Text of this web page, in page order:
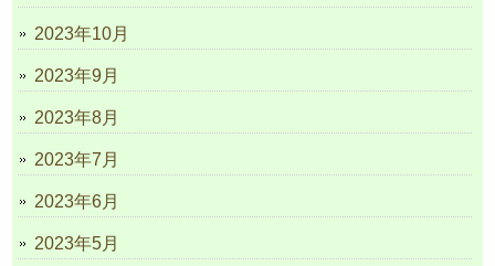
2023年10月
2023年9月
2023年8月
2023年7月
2023年6月
2023年5月